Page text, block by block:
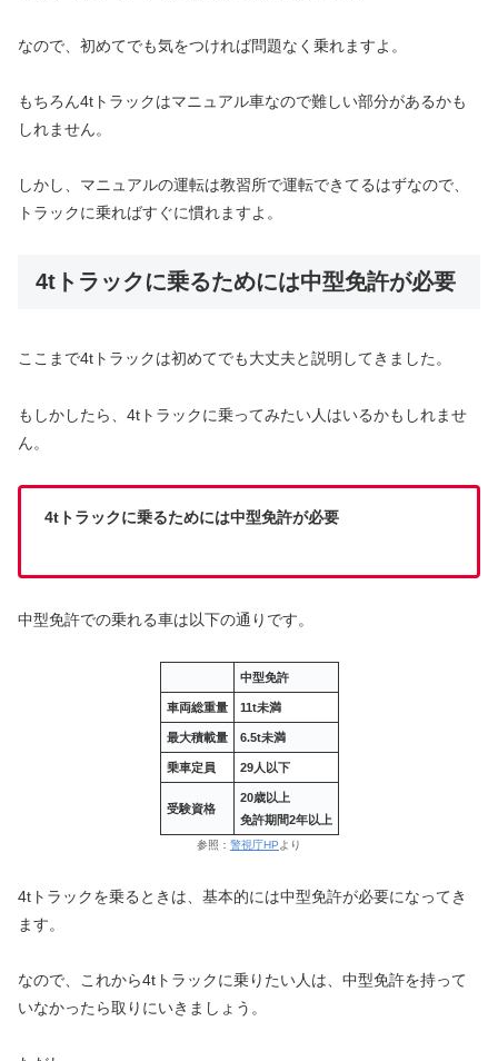
なので、初めてでも気をつければ問題なく乗れますよ。
もちろん4tトラックはマニュアル車なので難しい部分があるかも
しれません。
しかし、マニュアルの運転は教習所で運転できてるはずなので、
トラックに乗ればすぐに慣れますよ。
4tトラックに乗るためには中型免許が必要
ここまで4tトラックは初めてでも大丈夫と説明してきました。
もしかしたら、4tトラックに乗ってみたい人はいるかもしれませ
ん。
4tトラックに乗るためには中型免許が必要
中型免許での乗れる車は以下の通りです。
中型免許
車両総重量 11t未満
最大積載量 6.5t未満
乗車定員 29人以下
受験資格
20歳以上
免許期間2年以上
参照： 警視庁HPより
4tトラックを乗るときは、基本的には中型免許が必要になってき
ます。
なので、これから4tトラックに乗りたい人は、中型免許を持って
いなかったら取りにいきましょう。